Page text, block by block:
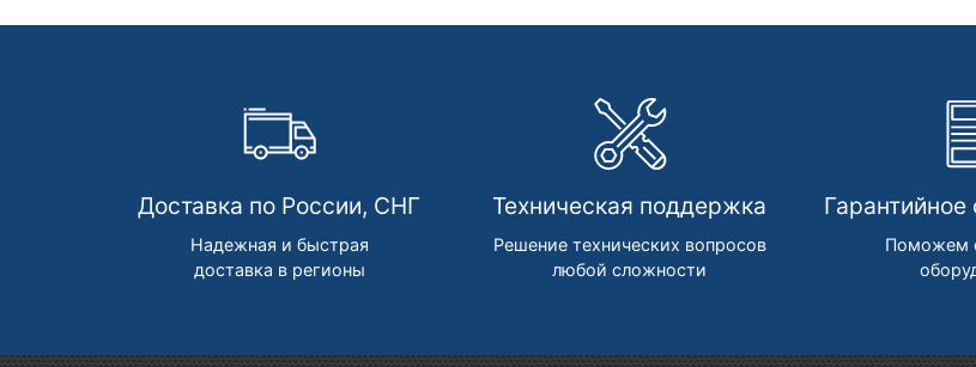
Доставка по России, СНГ
Надежная и быстрая
доставка в регионы
Техническая поддержка
Решение технических вопросов
любой сложности
Поможем